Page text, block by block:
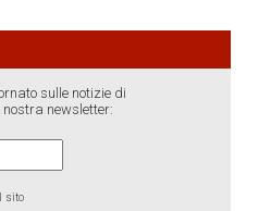
sulle notizie di
newsletter:
sito